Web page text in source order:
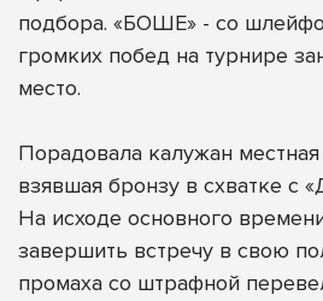
подбора. «БОШЕ» - со
громких побед на турнире
место.
Порадовала калужан
взявшая бронзу в схватке с
На исходе основного
завершить встречу в свою
промаха со штрафной